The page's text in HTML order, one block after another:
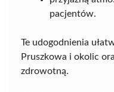
pacjentów.
Te udogodnienia
Pruszkowa i okolic
zdrowotną.